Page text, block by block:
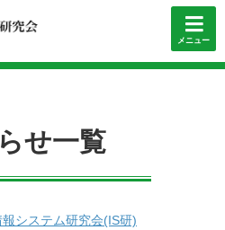
メニュー
せ一覧
システム研究会(IS研)